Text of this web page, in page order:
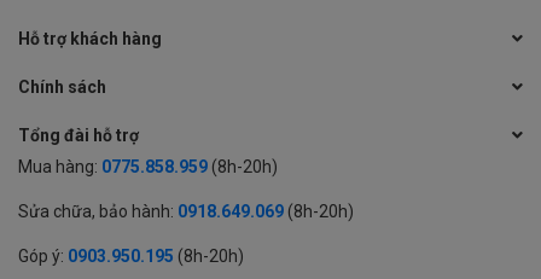
Hỗ trợ khách hàng
Chính sách
Tổng đài hỗ trợ
Mua hàng: 0775.858.959 (8h-20h)
Sửa chữa, bảo hành: 0918.649.069 (8h-20h)
Góp ý: 0903.950.195 (8h-20h)